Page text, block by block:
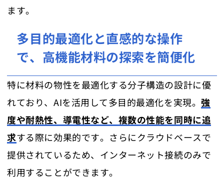
ます。
多目的最適化と直感的な操作
で、高機能材料の探索を簡便化
特に材料の物性を最適化する分子構造の設計に優
れており、AIを活用して多目的最適化を実現。強
度や耐熱性、導電性など、複数の性能を同時に追
求する際に効果的です。さらにクラウドベースで
提供されているため、インターネット接続のみで
利用することができます。